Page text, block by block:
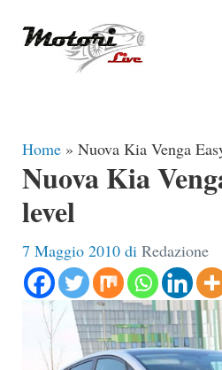
Home » Nuova Kia Venga
Nuova Kia
level
7 Maggio 2010 di Redazione